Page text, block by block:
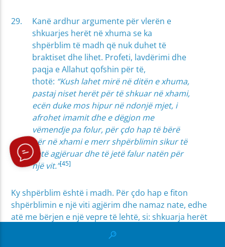
Kanë ardhur argumente për vlerën e
shkuarjes herët në xhuma se ka
shpërblim të madh që nuk duhet të
braktiset dhe lihet. Profeti, lavdërimi dhe
paqja e Allahut qofshin për të,
thotë: “Kush lahet mirë në ditën e xhuma,
pastaj niset herët për të shkuar në xhami,
ecën duke mos hipur në ndonjë mjet, i
afrohet imamit dhe e dëgjon me
vëmendje pa folur, për çdo hap të bërë
për në xhami e merr shpërblimin sikur të
ketë agjëruar dhe të jetë falur natën për
një vit.”[45]
Ky shpërblim është i madh. Për çdo hap e fiton
shpërblimin e një viti agjërim dhe namaz nate, edhe
atë me bërjen e një vepre të lehtë, si: shkuarja herët
në xhuma, afrimi afër imamit dhe dëgjimi i hutbes me